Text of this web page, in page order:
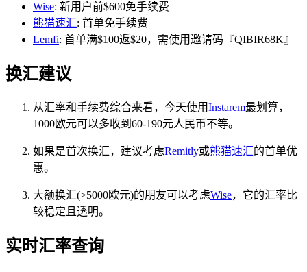
Wise: 新用户前$600免手续费
熊猫速汇: 首单免手续费
Lemfi: 首单满$100返$20，需使用邀请码『QIBIR68K』
换汇建议
从汇率和手续费综合来看，今天使用Instarem最划算，
1000欧元可以多收到60-190元人民币不等。
如果是首次换汇，建议考虑Remitly或熊猫速汇的首单优
惠。
大额换汇(>5000欧元)的朋友可以考虑Wise，它的汇率比
较稳定且透明。
实时汇率查询